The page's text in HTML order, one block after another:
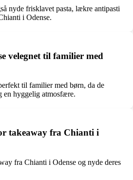
nyde frisklavet pasta, lækre antipasti
i Odense.
velegnet til familier med
til familier med børn, da de
en hyggelig atmosfære.
takeaway fra Chianti i
fra Chianti i Odense og nyde deres